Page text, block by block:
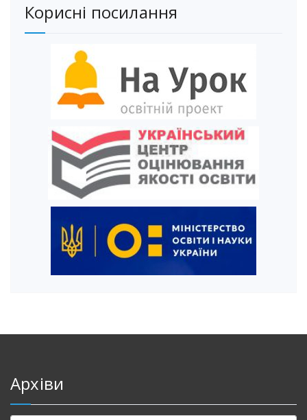
Корисні посилання
Архіви